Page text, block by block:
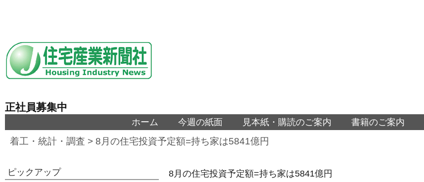
正社員募集中
ホーム 今週の紙面 見本紙・購読のご案内 書籍のご案内
着工・統計・調査 > 8月の住宅投資予定額=持ち家は5841億円
8月の住宅投資予定額=持ち家は5841億円
ピックアップ